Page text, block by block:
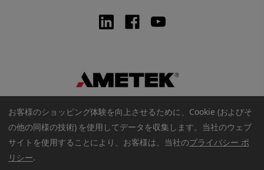
著作権 © 2026 アメテックウェブストア. すべての著作権は保護され
お客様のショッピング体験を向上させるために、Cookie (およびそ
の他の同様の技術) を使用してデータを収集します。 当社のウェブ
サイトを使用することにより、お客様は、当社のプライバシー ポ
リシー.